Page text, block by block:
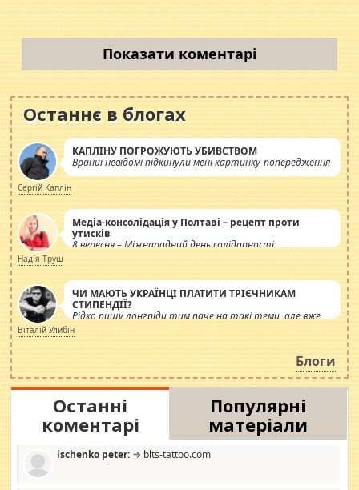
Показати коментарі
Останнє в блогах
КАПЛІНУ ПОГРОЖУЮТЬ УБИВСТВОМ
Вранці невідомі підкинули мені картинку-попередження
Сергій Каплін
Медіа-консолідація у Полтаві – рецепт проти
утисків
8 вересня – Міжнародний день солідарності
журналістів.
Надія Труш
ЧИ МАЮТЬ УКРАЇНЦІ ПЛАТИТИ ТРІЄЧНИКАМ
СТИПЕНДІЇ?
Рідко пишу лонгріди тим паче на такі теми, але вже
просто дістало! Обурюють сьогоднішні інсенуації
навколо стипендіального питання. Штучно
роздувається ще одна соціальна катастрофа.
Віталій Улибін
Блоги
Останні
коментарі
Популярні
матеріали
ischenko peter: ⇒ blts-tattoo.com